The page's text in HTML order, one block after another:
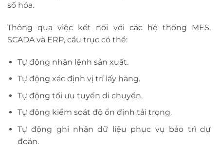
số hóa.
Thông qua việc kết nối với các hệ thống MES,
SCADA và ERP, cầu trục có thể:
Tự động nhận lệnh sản xuất.
Tự động xác định vị trí lấy hàng.
Tự động tối ưu tuyến di chuyển.
Tự động kiểm soát độ ổn định tải trọng.
Tự động ghi nhận dữ liệu phục vụ bảo trì dự
đoán.